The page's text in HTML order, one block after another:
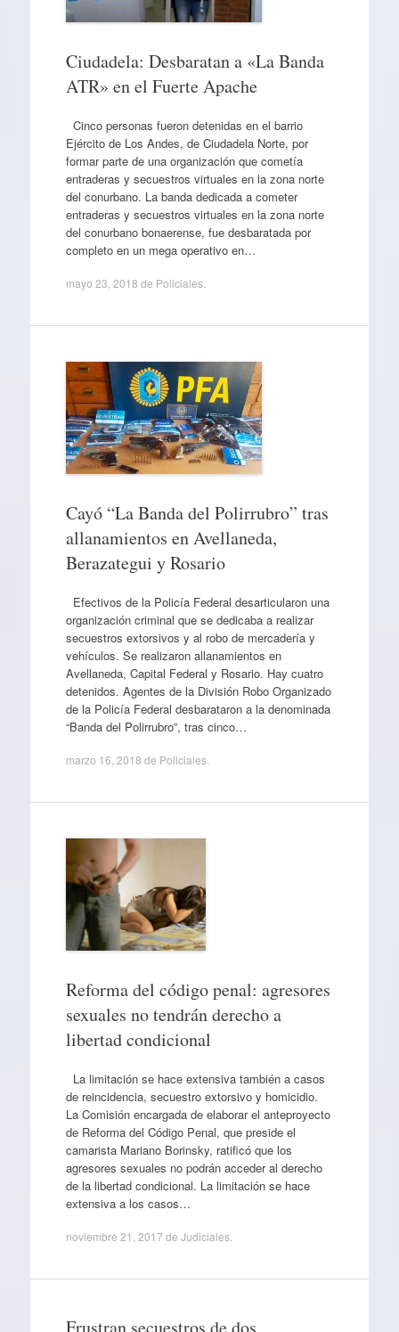
Ciudadela: Desbaratan a «La Banda
ATR» en el Fuerte Apache
Cinco personas fueron detenidas en el barrio
Ejército de Los Andes, de Ciudadela Norte, por
formar parte de una organización que cometía
entraderas y secuestros virtuales en la zona norte
del conurbano. La banda dedicada a cometer
entraderas y secuestros virtuales en la zona norte
del conurbano bonaerense, fue desbaratada por
completo en un mega operativo en…
mayo 23, 2018 de Policiales.
Cayó “La Banda del Polirrubro” tras
allanamientos en Avellaneda,
Berazategui y Rosario
Efectivos de la Policía Federal desarticularon una
organización criminal que se dedicaba a realizar
secuestros extorsivos y al robo de mercadería y
vehículos. Se realizaron allanamientos en
Avellaneda, Capital Federal y Rosario. Hay cuatro
detenidos. Agentes de la División Robo Organizado
de la Policía Federal desbarataron a la denominada
“Banda del Polirrubro”, tras cinco…
marzo 16, 2018 de Policiales.
Reforma del código penal: agresores
sexuales no tendrán derecho a
libertad condicional
La limitación se hace extensiva también a casos
de reincidencia, secuestro extorsivo y homicidio.
La Comisión encargada de elaborar el anteproyecto
de Reforma del Código Penal, que preside el
camarista Mariano Borinsky, ratificó que los
agresores sexuales no podrán acceder al derecho
de la libertad condicional. La limitación se hace
extensiva a los casos…
noviembre 21, 2017 de Judiciales.